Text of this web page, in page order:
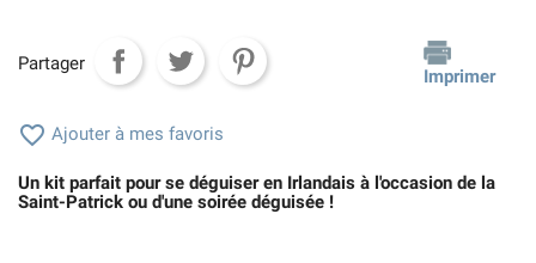
Partager
Imprimer
 Ajouter à mes favoris
Un kit parfait pour se déguiser en Irlandais à l'occasion de la
Saint-Patrick ou d'une soirée déguisée !